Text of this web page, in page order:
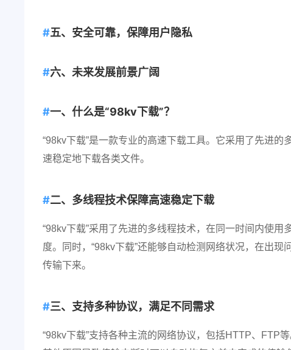
五、安全可靠，保障用户隐私
六、未来发展前景广阔
一、什么是“98kv下载”？
“98kv下载”是一款专业的高速下载工具。它采用了先进
速稳定地下载各类文件。
二、多线程技术保障高速稳定下载
“98kv下载”采用了先进的多线程技术，在同一时间内使
度。同时，“98kv下载”还能够自动检测网络状况，在出
传输下来。
三、支持多种协议，满足不同需求
“98kv下载”支持各种主流的网络协议，包括HTTP、FTP